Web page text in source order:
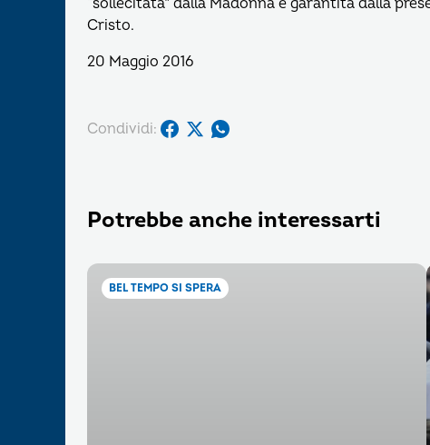
“sollecitata” dalla Madonna e garantita dalla
Cristo.
20 Maggio 2016
Condividi:
Potrebbe anche interessarti
BEL TEMPO SI SPERA